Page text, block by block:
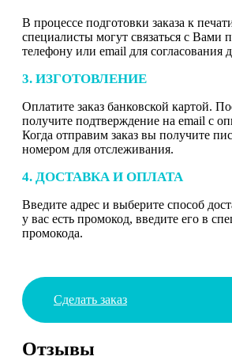
В процессе подготовки заказа к
специалисты могут связаться с Вами
телефону или email для согласования
3. ИЗГОТОВЛЕНИЕ
Оплатите заказ банковской картой.
получите подтверждение на email с
Когда отправим заказ вы получите
номером для отслеживания.
4. ДОСТАВКА И ОПЛАТА
Введите адрес и выберите способ
у вас есть промокод, введите его в
промокода.
Сделать заказ
Отзывы